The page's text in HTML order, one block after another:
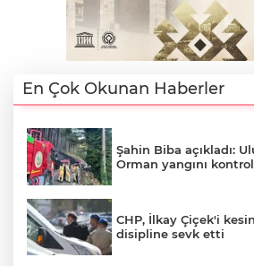
En Çok Okunan Haberler
Şahin Biba açıkladı:
Orman yangını kontrol
CHP, İlkay Çiçek'i
disipline sevk etti